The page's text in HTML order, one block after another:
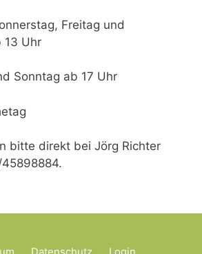
Freitag und
13 Uhr
Sonntag ab 17 Uhr
bitte direkt bei Jörg Richter